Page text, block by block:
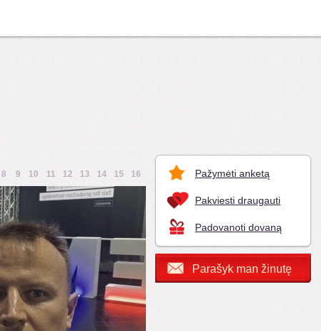
8 9 10 11 12 13 14 15 16 Pažymėti anketą
Pakviesti draugauti
Padovanoti dovaną
Parašyk man žinutę